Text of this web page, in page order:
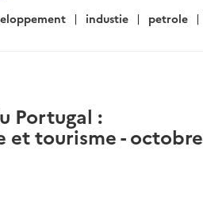
industie petrole
Portugal :
et tourisme - octobre